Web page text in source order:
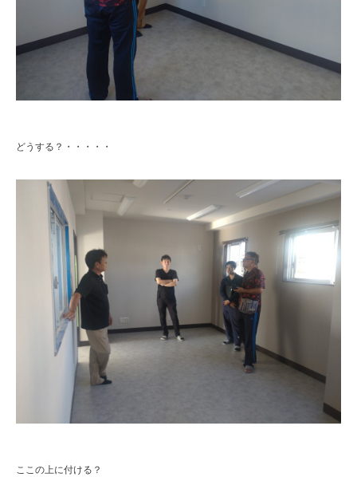
どうする？・・・・・
ここの上に付ける？